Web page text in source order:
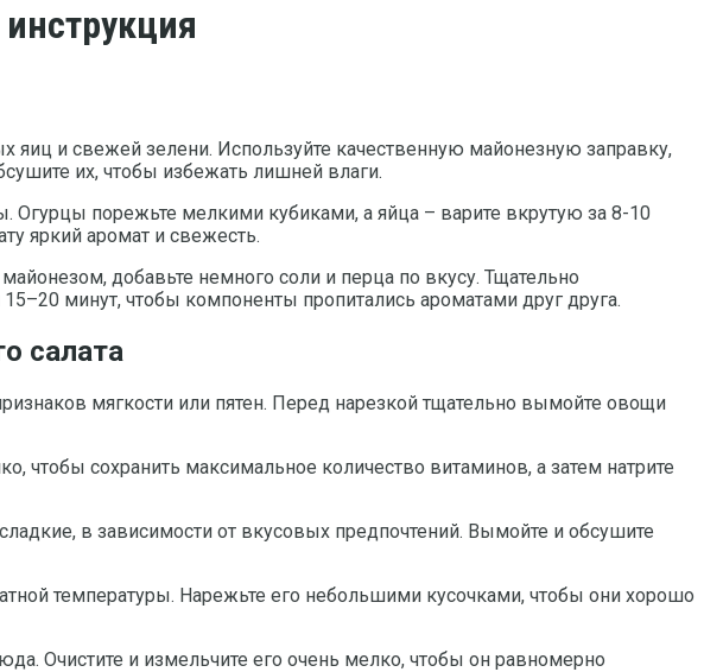
яиц и свежей зелени. Используйте качественную майонезную заправку,
их, чтобы избежать лишней влаги.
Огурцы порежьте мелкими кубиками, а яйца – варите вкрутую за 8-10
яркий аромат и свежесть.
добавьте немного соли и перца по вкусу. Тщательно
минут, чтобы компоненты пропитались ароматами друг друга.
салата
мягкости или пятен. Перед нарезкой тщательно вымойте овощи
чтобы сохранить максимальное количество витаминов, а затем натрите
в зависимости от вкусовых предпочтений. Вымойте и обсушите
температуры. Нарежьте его небольшими кусочками, чтобы они хорошо
Очистите и измельчите его очень мелко, чтобы он равномерно